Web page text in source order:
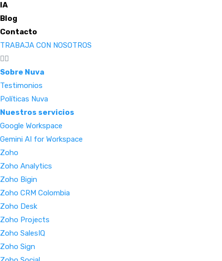
IA
Blog
Contacto
TRABAJA CON NOSOTROS
Sobre Nuva
Testimonios
Políticas Nuva
Nuestros servicios
Google Workspace
Gemini AI for Workspace
Zoho
Zoho Analytics
Zoho Bigin
Zoho CRM Colombia
Zoho Desk
Zoho Projects
Zoho SalesIQ
Zoho Sign